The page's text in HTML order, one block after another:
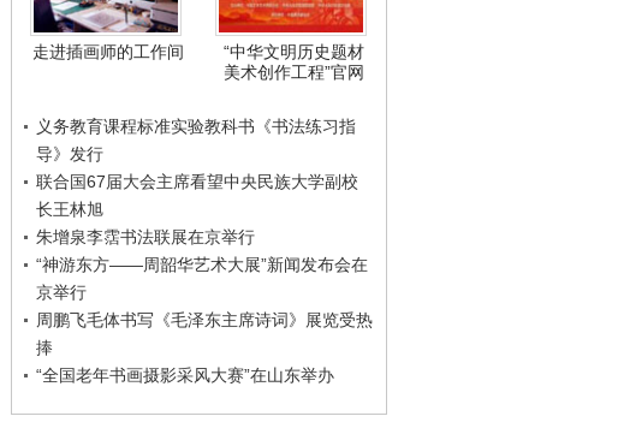
走进插画师的工作间
“中华文明历史题材
美术创作工程”官网
义务教育课程标准实验教科书《书法练习指
导》发行
联合国67届大会主席看望中央民族大学副校
长王林旭
朱增泉李霑书法联展在京举行
“神游东方——周韶华艺术大展”新闻发布会在
京举行
周鹏飞毛体书写《毛泽东主席诗词》展览受热
捧
“全国老年书画摄影采风大赛”在山东举办